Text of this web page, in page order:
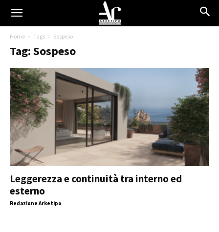
Home Tags Sospeso
Tag: Sospeso
Leggerezza e continuità tra interno ed
esterno
Redazione Arketipo